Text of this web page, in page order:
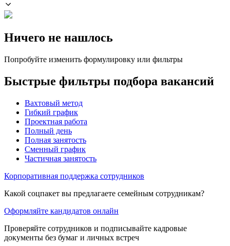
Ничего не нашлось
Попробуйте изменить формулировку или фильтры
Быстрые фильтры подбора вакансий
Вахтовый метод
Гибкий график
Проектная работа
Полный день
Полная занятость
Сменный график
Частичная занятость
Корпоративная поддержка сотрудников
Какой соцпакет вы предлагаете семейным сотрудникам?
Оформляйте кандидатов онлайн
Проверяйте сотрудников и подписывайте кадровые
документы без бумаг и личных встреч